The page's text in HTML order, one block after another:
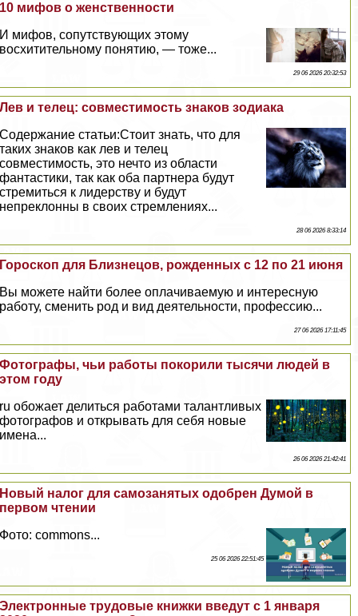
10 мифов о женственности
И мифов, сопутствующих этому
восхитительному понятию, — тоже...
29 06 2026 20:32:53
Лев и телец: совместимость знаков зодиака
Содержание статьи:Стоит знать, что для
таких знаков как лев и телец
совместимость, это нечто из области
фантастики, так как оба партнера будут
стремиться к лидерству и будут
непреклонны в своих стремлениях...
28 06 2026 8:33:14
Гороскоп для Близнецов, рожденных с 12 по 21 июня
Вы можете найти более оплачиваемую и интересную
работу, сменить род и вид деятельности, профессию...
27 06 2026 17:11:45
Фотографы, чьи работы покорили тысячи людей в
этом году
ru обожает делиться работами талантливых
фотографов и открывать для себя новые
имена...
26 06 2026 21:42:41
Новый налог для самозанятых одобрен Думой в
первом чтении
Фото: commons...
25 06 2026 22:51:45
Электронные трудовые книжки введут с 1 января